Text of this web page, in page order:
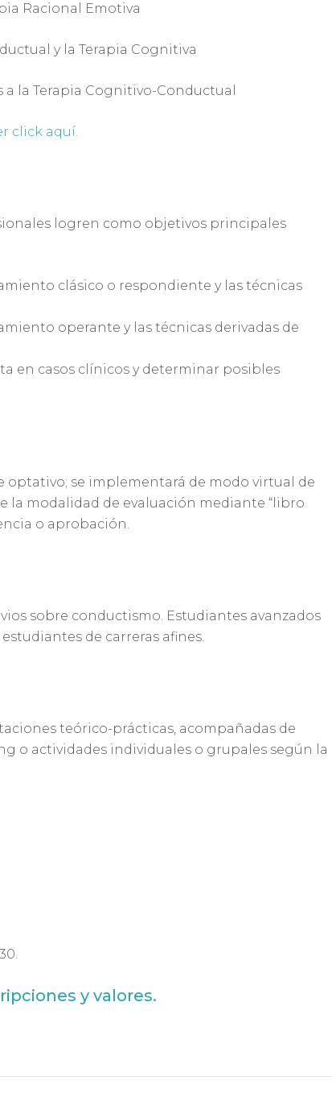
Racional Emotiva
y la Terapia Cognitiva
la Terapia Cognitivo-Conductual
click aquí.
logren como objetivos principales
clásico o respondiente y las técnicas
operante y las técnicas derivadas de
en casos clínicos y determinar posibles
se implementará de modo virtual de
la modalidad de evaluación mediante “libro
o aprobación.
sobre conductismo. Estudiantes avanzados
de carreras afines.
teórico-prácticas, acompañadas de
o actividades individuales o grupales según la
y valores.